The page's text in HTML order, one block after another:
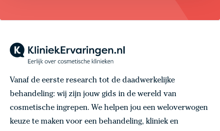
Vanaf de eerste research tot de daadwerkelijke
behandeling: wij zijn jouw gids in de wereld van
cosmetische ingrepen. We helpen jou een weloverwogen
keuze te maken voor een behandeling, kliniek en